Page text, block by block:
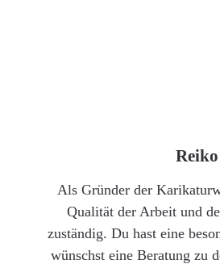
Reiko
Als Gründer der
Qualität der Arbeit und
zuständig. Du hast eine
wünschst eine Beratung zu